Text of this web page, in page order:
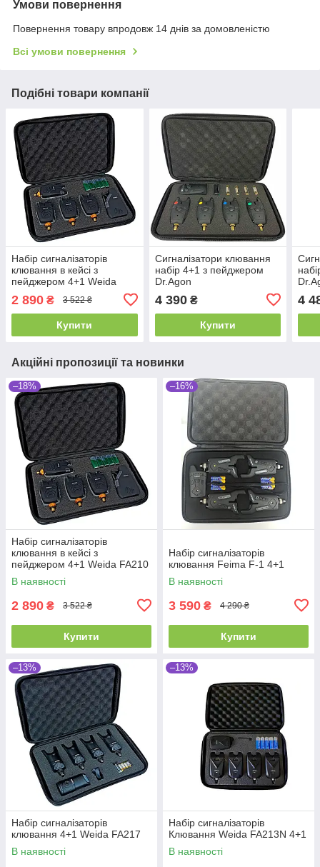
Умови повернення
Повернення товару впродовж 14 днів за домовленістю
Всі умови повернення
Подібні товари компанії
Набір сигналізаторів
клювання в кейсі з
пейджером 4+1 Weida
2 890 ₴ 3 522 ₴
Купити
Сигналізатори клювання
набір 4+1 з пейджером
Dr.Agon
4 390₴
Купити
4
Акційні пропозиції та новинки
–18%
Набір сигналізаторів
клювання в кейсі з
пейджером 4+1 Weida FA210
В наявності
2 890 ₴ 3 522 ₴
Купити
–16%
Набір сигналізаторів
клювання Feima F-1 4+1
В наявності
3 590 ₴ 4 290 ₴
Купити
–13%
Набір сигналізаторів
клювання 4+1 Weida FA217
В наявності
–13%
Набір сигналізаторів
Клювання Weida FA213N 4+1
В наявності